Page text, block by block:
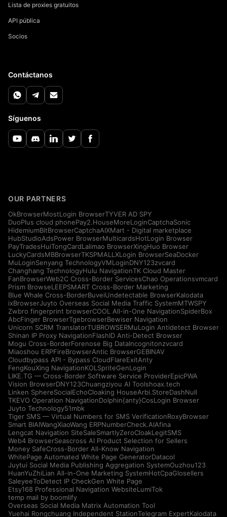
Lista de proxies gratuitos
API pública
Socios
Contáctanos
Síguenos
OUR PARTNERS
OkBrowserMostLogin BrowserTYVER AD SPY
DuoPlus cloud phonePay2.HouseMoreLoginCaptchaSonic
HidemiumBitBrowserCaptchaAIXMart - Digital marketplace
HubStudioAdsPower BrowserMulticardsHotLogin Browser
PayTradesHuiTongCardLalimao BrowserXingHuo Browser
LuckyCardsMBBrowserTKSPMALLXLogin BrowserSeaDocker
MuLoginSenyang TechnologyVMLoginDNY123zvcard
Changhang TechnologyHulu NavigationTK Cloud Master
FanBrowserWeb2C Cross-Border ServicesChao Operationsvmcard
Prism BrowseLEEPSMART Cross-Border Marketing
Blue Whale Cross-BorderBuveiUndetectable BrowserKalodata
ixBrowserJuyto Overseas Social Media Traffic SystemMTWSPY
Zwbro fingerprint browserCOOL All-in-One NavigationSpiderBox
AbcFinger BrowserTgebrowserBewiser Navigation
Unicorn SCRM TranslatorTUBROWSERMuLogin Antidetect Browser
Shinan IP Proxy NavigationFlashID Anti-Detect Browser
Mogu Cross-BorderForenose Big DataIncognitonzvcard
Miaoshou ERPFireBrowserAntic BrowserGEBINAV
Cloudbypass API - Bypass CloudFlareExitAnty
FengKouXing NavigationKOLSpriteGenLogin
LIKE.TG — Cross-Border Software Service ProviderEpicPWA
Vision BrowserDNY123Chuangziyou AI Toolshoax.tech
Linken SphereSocialEchoCloaking HouseArbi.StoreDashNull
TKEVO Operation NavigationDolphin{anty}CosLogin Browser
Juyto Technology51mbk
Tiger SMS — Virtual Numbers for SMS VerificationRoxyBrowser
Smart BIAIWangXiaoWang ERPNumberCheck.AIAfina
Lengcat Navigation SiteSaleSmartlyZeroCloakLegitSMS
Web4 BrowserSeascross AI Product Selection for Sellers
Money SafeCross-Border All-Know Navigation
WhitePage Automated White Page GeneratorDatacol
Juytui Social Media Publishing Aggregation SystemOuzhou123
HuanYuZhiLian All-in-One Marketing SystemHotCpaGlosellers
SaleyeeToDetect IP CheckGen White Page
Etsy168 Professional Navigation WebsiteLumiTok
temp mail by boomlify
Overseas Social Media Matrix Automation Tool
Yuehai Rongchuang Independent StationTelegram ExpertKalodata